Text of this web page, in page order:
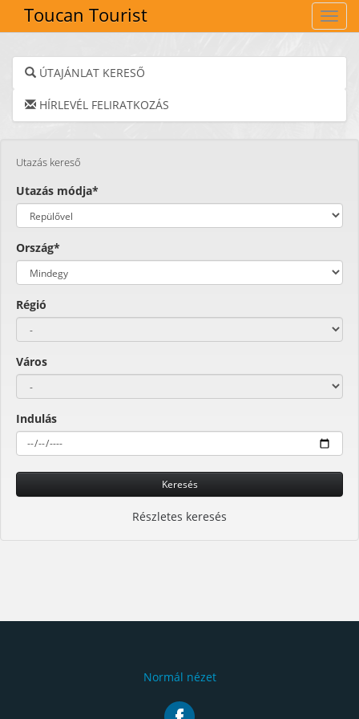
Toucan Tourist
ÚTAJÁNLAT KERESŐ
HÍRLEVÉL FELIRATKOZÁS
Utazás kereső
Utazás módja*
Ország*
Régió
Város
Indulás
Keresés
Részletes keresés
Normál nézet